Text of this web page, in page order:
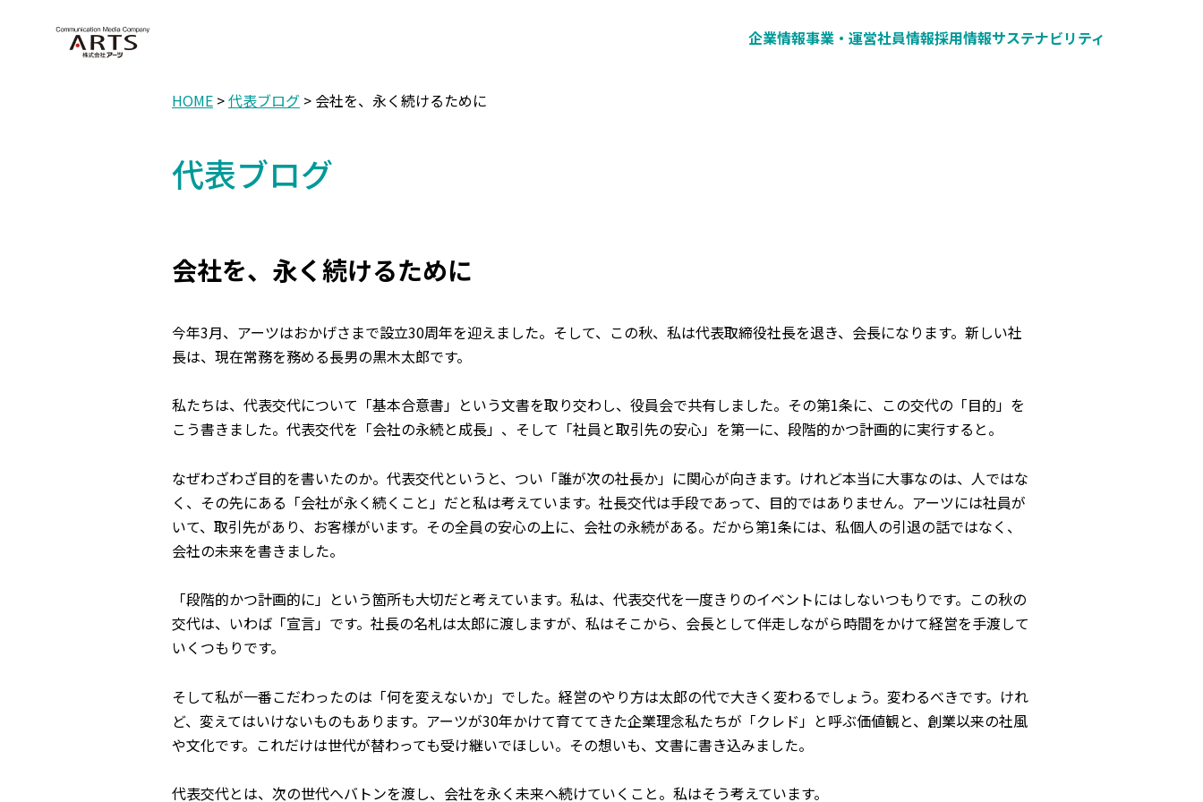
企業情報事業・運営社員情報採用情報サステナビリティ
HOME >代表ブログ > 会社を、永く続けるために
代表ブログ
会社を、永く続けるために
今年3月、アーツはおかげさまで設立30周年を迎えました。そして、この秋、私は代表取締役社長を退き、会長になります。新しい社
長は、現在常務を務める長男の黒木太郎です。
私たちは、代表交代について「基本合意書」という文書を取り交わし、役員会で共有しました。その第1条に、この交代の「目的」を
こう書きました。代表交代を「会社の永続と成長」、そして「社員と取引先の安心」を第一に、段階的かつ計画的に実行する――と。
なぜわざわざ目的を書いたのか。代表交代というと、つい「誰が次の社長か」に関心が向きます。けれど本当に大事なのは、人ではな
く、その先にある「会社が永く続くこと」だと私は考えています。社長交代は手段であって、目的ではありません。アーツには社員が
いて、取引先があり、お客様がいます。その全員の安心の上に、会社の永続がある。だから第1条には、私個人の引退の話ではなく、
会社の未来を書きました。
「段階的かつ計画的に」という箇所も大切だと考えています。私は、代表交代を一度きりのイベントにはしないつもりです。この秋の
交代は、いわば「宣言」です。社長の名札は太郎に渡しますが、私はそこから、会長として伴走しながら時間をかけて経営を手渡して
いくつもりです。
そして私が一番こだわったのは「何を変えないか」でした。経営のやり方は太郎の代で大きく変わるでしょう。変わるべきです。けれ
ど、変えてはいけないものもあります。アーツが30年かけて育ててきた企業理念――私たちが「クレド」と呼ぶ価値観と、創業以来の社風
や文化です。これだけは世代が替わっても受け継いでほしい。その想いも、文書に書き込みました。
代表交代とは、次の世代へバトンを渡し、会社を永く未来へ続けていくこと。私はそう考えています。